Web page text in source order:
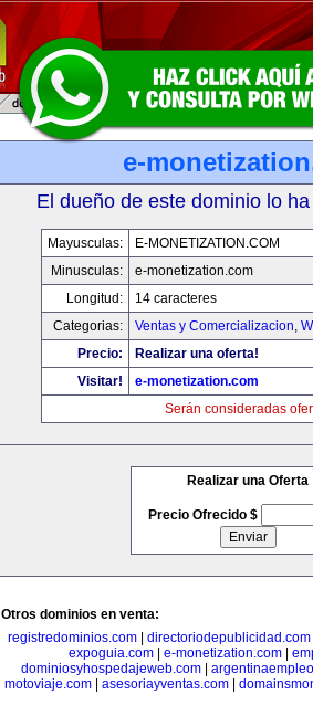
e-
El dueño de este dominio lo
Mayusculas:
E-MONETIZATION.COM
Minusculas:
e-monetization.com
Longitud:
14 caracteres
Categorias:
Ventas y Comercializacion,
Precio:
Realizar una oferta!
Visitar!
e-monetization.com
Serán consideradas
Realizar una Oferta
Precio Ofrecido $
Otros dominios en venta:
registredominios.com| directoriodepublicidad.com
expoguia.com| e-monetization.com|
dominiosyhospedajeweb.com
motoviaje.com
asesoriayventas.com